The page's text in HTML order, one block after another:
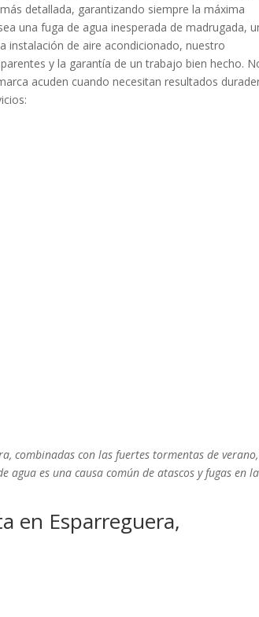
detallada, garantizando siempre la máxima
una fuga de agua inesperada de madrugada,
instalación de aire acondicionado, nuestro
y la garantía de un trabajo bien hecho.
acuden cuando necesitan resultados
combinadas con las fuertes tormentas de verano,
agua es una causa común de atascos y fugas en la
en Esparreguera,